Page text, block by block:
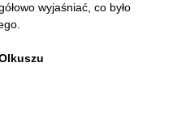
wyjaśniać, co było